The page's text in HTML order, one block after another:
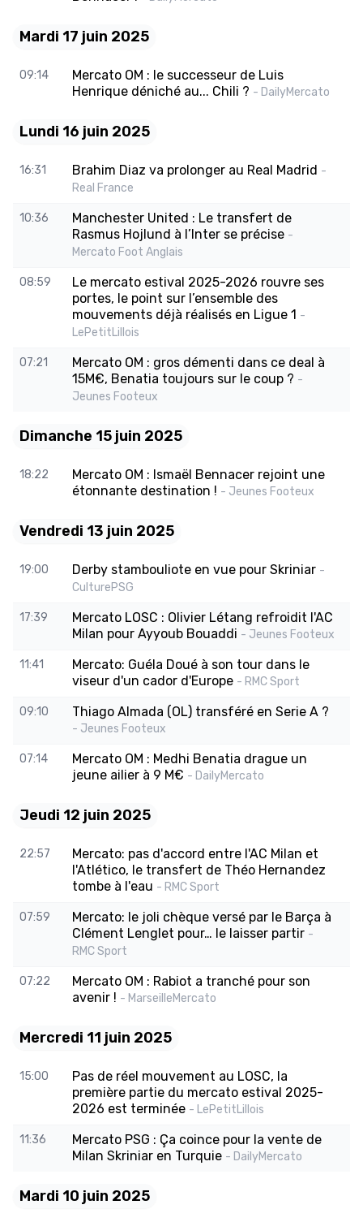
Mardi 17 juin 2025
09:14
Mercato OM : le successeur de Luis
Henrique déniché au... Chili ? - DailyMercato
Lundi 16 juin 2025
16:31 Brahim Diaz va prolonger au Real Madrid -
Real France
10:36
Manchester United : Le transfert de
Rasmus Hojlund à l’Inter se précise -
Mercato Foot Anglais
08:59
Le mercato estival 2025-2026 rouvre ses
portes, le point sur l’ensemble des
mouvements déjà réalisés en Ligue 1 -
LePetitLillois
07:21
Mercato OM : gros démenti dans ce deal à
15M€, Benatia toujours sur le coup ? -
Jeunes Footeux
Dimanche 15 juin 2025
18:22
Mercato OM : Ismaël Bennacer rejoint une
étonnante destination ! - Jeunes Footeux
Vendredi 13 juin 2025
19:00 Derby stambouliote en vue pour Skriniar -
CulturePSG
17:39
Mercato LOSC : Olivier Létang refroidit l'AC
Milan pour Ayyoub Bouaddi - Jeunes Footeux
11:41
Mercato: Guéla Doué à son tour dans le
viseur d'un cador d'Europe - RMC Sport
09:10 Thiago Almada (OL) transféré en Serie A ?
- Jeunes Footeux
07:14
Mercato OM : Medhi Benatia drague un
jeune ailier à 9 M€ - DailyMercato
Jeudi 12 juin 2025
22:57
Mercato: pas d'accord entre l'AC Milan et
l'Atlético, le transfert de Théo Hernandez
tombe à l'eau - RMC Sport
07:59
Mercato: le joli chèque versé par le Barça à
Clément Lenglet pour… le laisser partir -
RMC Sport
07:22
Mercato OM : Rabiot a tranché pour son
avenir ! - MarseilleMercato
Mercredi 11 juin 2025
15:00
Pas de réel mouvement au LOSC, la
première partie du mercato estival 2025-
2026 est terminée - LePetitLillois
11:36
Mercato PSG : Ça coince pour la vente de
Milan Skriniar en Turquie - DailyMercato
Mardi 10 juin 2025